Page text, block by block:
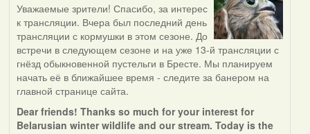
Уважаемые зрители! Спасибо, за интерес
к трансляции. Вчера был последний день
трансляции с кормушки в этом сезоне. До
встречи в следующем сезоне и на уже 13-й трансляции с
гнёзд обыкновенной пустельги в Бресте. Мы планируем
начать её в ближайшее время - следите за банером на
главной странице сайта.
Dear friends! Thanks so much for your interest for
Belarusian winter wildlife and our stream. Today is the